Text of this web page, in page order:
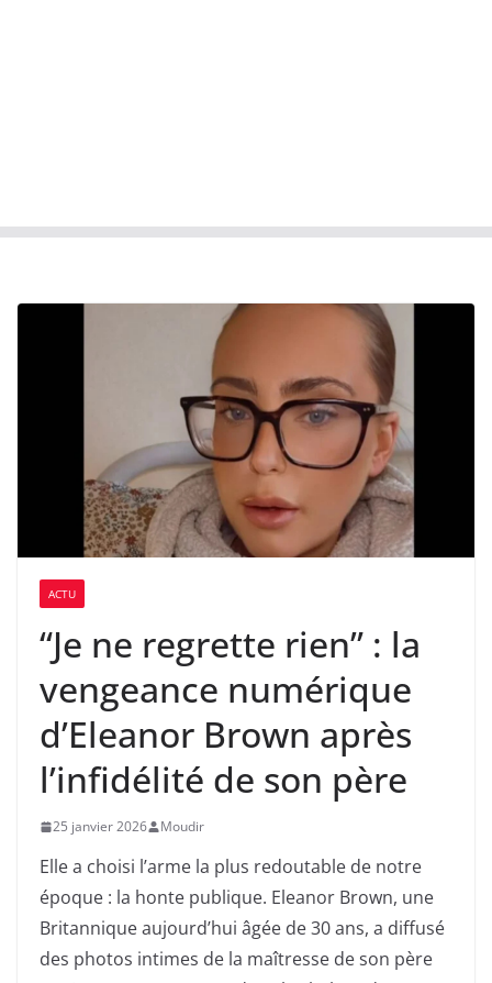
ACTU
“Je ne regrette rien” : la
vengeance numérique
d’Eleanor Brown après
l’infidélité de son père
25 janvier 2026 Moudir
Elle a choisi l’arme la plus redoutable de notre
époque : la honte publique. Eleanor Brown, une
Britannique aujourd’hui âgée de 30 ans, a diffusé
des photos intimes de la maîtresse de son père